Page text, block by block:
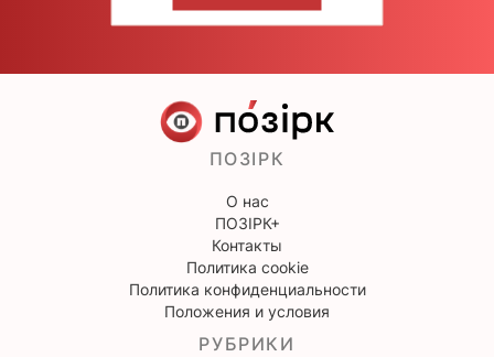
ПОЗІРК
О нас
ПОЗІРК+
Контакты
Политика cookie
Политика конфиденциальности
Положения и условия
РУБРИКИ